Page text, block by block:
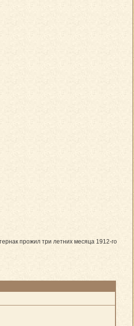
прожил три летних месяца 1912-го